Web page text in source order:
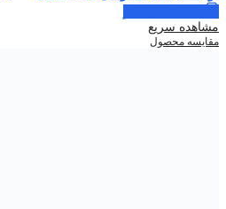
مشاهده سریع
مقایسه محصول